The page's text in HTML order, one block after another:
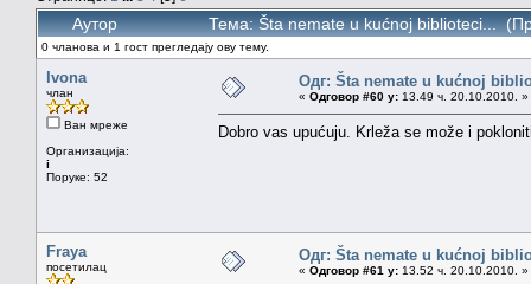
Аутор Тема: Šta nemate u kućnoj biblioteci...
0 чланова и 1 гост прегледају ову тему.
Ivona
члан
Ван мреже
Организација:
i
Поруке: 52
Одг: Šta nemate u kućnoj
« Одговор #60 у: 13.49 ч. 20.10.2010. »
Dobro vas upućuju. Krleža se može i
Fraya
посетилац
Одг: Šta nemate u kućnoj
« Одговор #61 у: 13.52 ч. 20.10.2010. »